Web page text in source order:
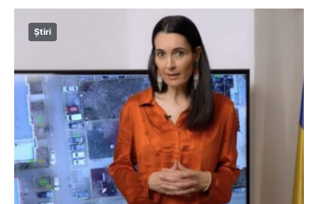
Știri